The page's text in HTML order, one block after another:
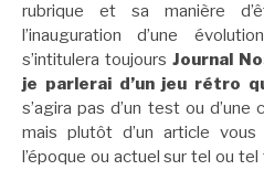
rubrique et sa manière
l’inauguration d’une
s’intitulera toujours Journal
je parlerai d’un jeu rétro
s’agira pas d’un test ou
mais plutôt d’un article
l’époque ou actuel sur tel ou